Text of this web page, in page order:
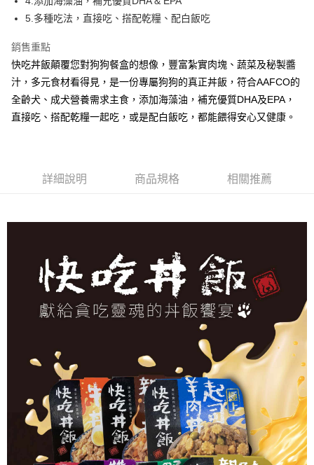
5.多種吃法，直接吃、搭配乾糧、配白飯吃
銷售重點
快吃丼飯顛覆您對狗狗餐盒的想像，豐富紮實肉塊、蔬菜及秘製醬
汁，多元食材看得見，是一份專屬狗狗的真正丼飯，符合AAFCO的
全齡犬、成犬營養需求主食，添加海藻油，補充優質DHA及EPA，
直接吃、搭配乾糧一起吃，或是配白飯吃，都能餵得安心又健康。
詳細說明 商品規格 相關推薦